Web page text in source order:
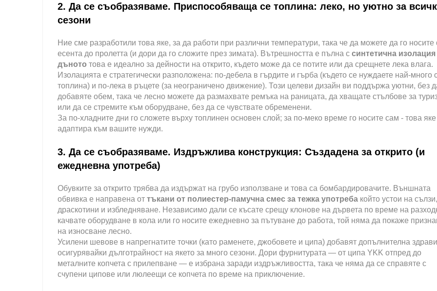
2. Да се съобразяваме. Приспособяваща се топлина: леко, но уютно за
сезони
Ние сме разработили това яке, за да работи при различни температури, така че да можете да го носите
есента до пролетта (и дори да го сложите през зимата). Вътрешността е пълна с синтетична изолация
дъното това е идеално за дейности на открито, където може да се потите или да срещнете лека влага.
Изолацията е стратегически разположена: по-дебела в гърдите и гърба (където се нуждаете най-много
топлина) и по-лека в ръцете (за неограничено движение). Този целеви дизайн ви поддържа уютни, без
добавяте обем, така че лесно можете да размахвате ремъка на раницата, да хващате стълбове за
или да се стремите към оборудване, без да се чувствате обременени.
За по-хладните дни го сложете върху топлинен основен слой; за по-меко време го носите сам - това яке
адаптира към вашите нужди.
3. Да се съобразяваме. Издръжлива конструкция: Създадена за открито (и
ежедневна употреба)
Обувките за открито трябва да издържат на грубо използване и това са бомбардировачите. Външната
обвивка е направена от тъкани от полиестер-памучна смес за тежка употреба който устои на сълзи,
драскотини и избледняване. Независимо дали се късате срещу клонове на дървета по време на
качвате оборудване в кола или го носите ежедневно за пътуване до работа, той няма да покаже
на износване лесно.
Усилени шевове в напрегнатите точки (като раменете, джобовете и ципа) добавят допълнителна
осигурявайки дълготрайност на якето за много сезони. Дори фурнитурата — от ципа YKK отпред до
металните копчета с прилепване — е избрана заради издръжливостта, така че няма да се справяте с
счупени ципове или люлеещи се копчета по време на приключение.